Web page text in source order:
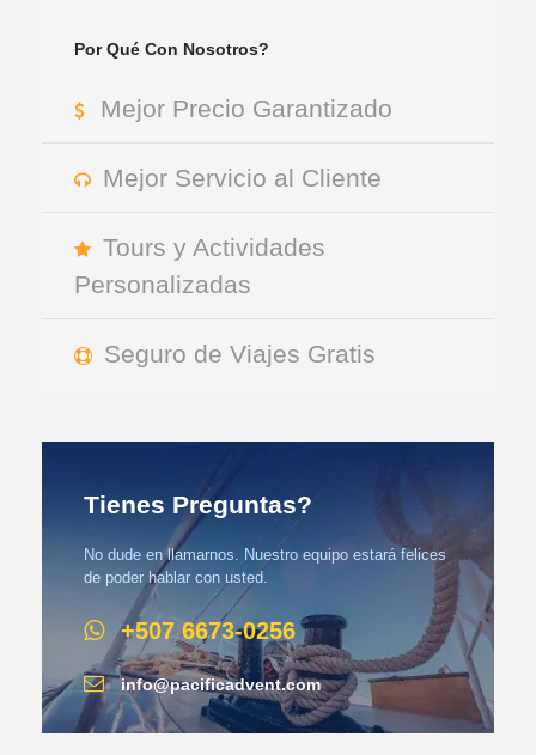
Por Qué Con Nosotros?
Mejor Precio Garantizado
Mejor Servicio al Cliente
Tours y Actividades
Personalizadas
Seguro de Viajes Gratis
Tienes Preguntas?
No dude en llamarnos. Nuestro equipo estará felices
de poder hablar con usted.
+507 6673-0256
info@pacificadvent.com